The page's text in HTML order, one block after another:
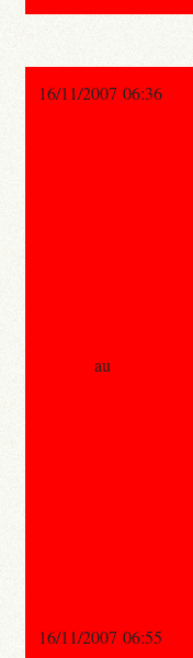
16/11/2007 06:36
au
16/11/2007 06:55